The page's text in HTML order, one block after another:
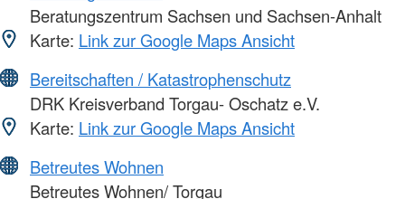
Beratungszentrum Sachsen und Sachsen-Anhalt
Karte: Link zur Google Maps Ansicht
Bereitschaften / Katastrophenschutz
DRK Kreisverband Torgau- Oschatz e.V.
Karte: Link zur Google Maps Ansicht
Betreutes Wohnen
Betreutes Wohnen/ Torgau